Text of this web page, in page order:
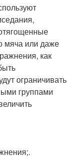
мяча или даже
как
ограничивать
группами